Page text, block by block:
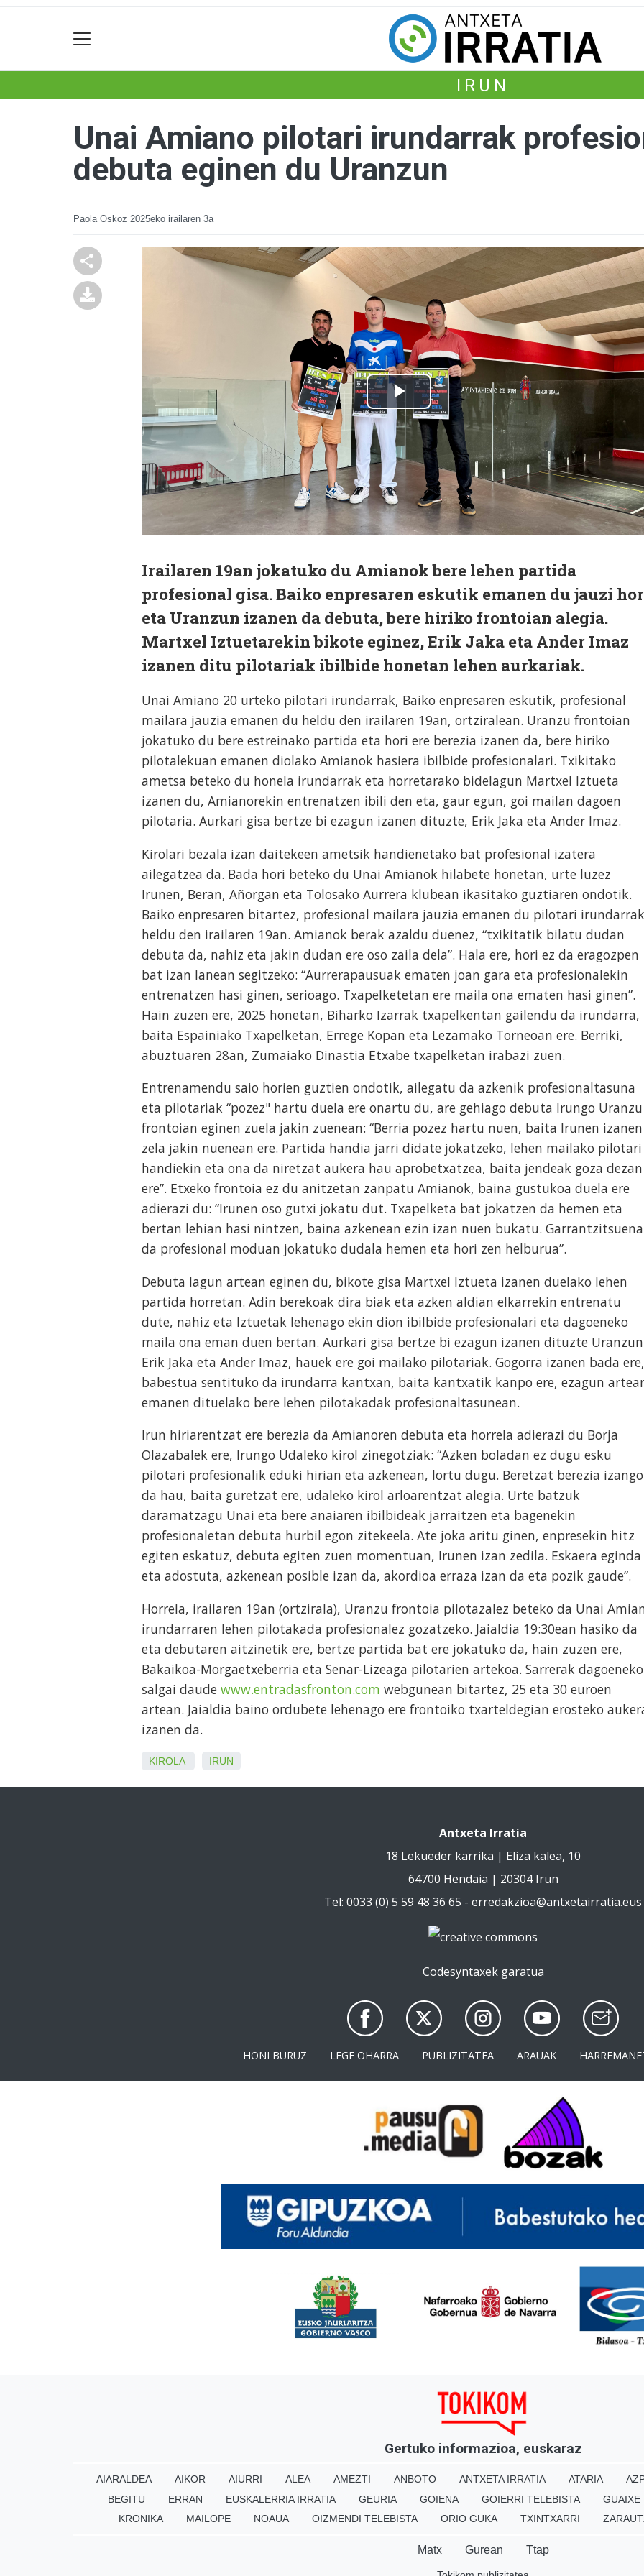
IRUN
Unai Amiano pilotari irundarrak
debuta eginen du Uranzun
Paola Oskoz 2025eko irailaren 3a
Irailaren 19an jokatuko du Amianok bere lehen partida
profesional gisa. Baiko enpresaren eskutik emanen du jauzi
eta Uranzun izanen da debuta, bere hiriko frontoian alegia.
Martxel Iztuetarekin bikote eginez, Erik Jaka eta Ander Imaz
izanen ditu pilotariak ibilbide honetan lehen aurkariak.
Unai Amiano 20 urteko pilotari irundarrak, Baiko enpresaren eskutik, profesional
mailara jauzia emanen du heldu den irailaren 19an, ortziralean. Uranzu frontoian
jokatuko du bere estreinako partida eta hori ere berezia izanen da, bere hiriko
pilotalekuan emanen diolako Amianok hasiera ibilbide profesionalari. Txikitako
ametsa beteko du honela irundarrak eta horretarako bidelagun Martxel Iztueta
izanen du, Amianorekin entrenatzen ibili den eta, gaur egun, goi mailan dagoen
pilotaria. Aurkari gisa bertze bi ezagun izanen dituzte, Erik Jaka eta Ander Imaz.
Kirolari bezala izan daitekeen ametsik handienetako bat profesional izatera
ailegatzea da. Bada hori beteko du Unai Amianok hilabete honetan, urte luzez
Irunen, Beran, Añorgan eta Tolosako Aurrera klubean ikasitako guztiaren ondotik.
Baiko enpresaren bitartez, profesional mailara jauzia emanen du pilotari irundarrak
heldu den irailaren 19an. Amianok berak azaldu duenez, “txikitatik bilatu dudan
debuta da, nahiz eta jakin dudan ere oso zaila dela”. Hala ere, hori ez da eragozpen
bat izan lanean segitzeko: “Aurrerapausuak ematen joan gara eta profesionalekin
entrenatzen hasi ginen, serioago. Txapelketetan ere maila ona ematen hasi ginen”.
Hain zuzen ere, 2025 honetan, Biharko Izarrak txapelkentan gailendu da irundarra,
baita Espainiako Txapelketan, Errege Kopan eta Lezamako Torneoan ere. Berriki,
abuztuaren 28an, Zumaiako Dinastia Etxabe txapelketan irabazi zuen.
Entrenamendu saio horien guztien ondotik, ailegatu da azkenik profesionaltasuna
eta pilotariak “pozez" hartu duela ere onartu du, are gehiago debuta Irungo Uranzu
frontoian eginen zuela jakin zuenean: “Berria pozez hartu nuen, baita Irunen izanen
zela jakin nuenean ere. Partida handia jarri didate jokatzeko, lehen mailako pilotari
handiekin eta ona da niretzat aukera hau aprobetxatzea, baita jendeak goza dezan
ere”. Etxeko frontoia ez du anitzetan zanpatu Amianok, baina gustukoa duela ere
adierazi du: “Irunen oso gutxi jokatu dut. Txapelketa bat jokatzen da hemen eta
bertan lehian hasi nintzen, baina azkenean ezin izan nuen bukatu. Garrantzitsuena
da profesional moduan jokatuko dudala hemen eta hori zen helburua”.
Debuta lagun artean eginen du, bikote gisa Martxel Iztueta izanen duelako lehen
partida horretan. Adin berekoak dira biak eta azken aldian elkarrekin entrenatu
dute, nahiz eta Iztuetak lehenago ekin dion ibilbide profesionalari eta dagoeneko
maila ona eman duen bertan. Aurkari gisa bertze bi ezagun izanen dituzte
Erik Jaka eta Ander Imaz, hauek ere goi mailako pilotariak. Gogorra izanen bada ere,
babestua sentituko da irundarra kantxan, baita kantxatik kanpo ere, ezagun
emanen dituelako bere lehen pilotakadak profesionaltasunean.
Irun hiriarentzat ere berezia da Amianoren debuta eta horrela adierazi du Borja
Olazabalek ere, Irungo Udaleko kirol zinegotziak: “Azken boladan ez dugu esku
pilotari profesionalik eduki hirian eta azkenean, lortu dugu. Beretzat berezia izango
da hau, baita guretzat ere, udaleko kirol arloarentzat alegia. Urte batzuk
daramatzagu Unai eta bere anaiaren ibilbideak jarraitzen eta bagenekin
profesionaletan debuta hurbil egon zitekeela. Ate joka aritu ginen, enpresekin hitz
egiten eskatuz, debuta egiten zuen momentuan, Irunen izan zedila. Eskaera eginda
eta adostuta, azkenean posible izan da, akordioa erraza izan da eta pozik gaude”.
Horrela, irailaren 19an (ortzirala), Uranzu frontoia pilotazalez beteko da Unai
irundarraren lehen pilotakada profesionalez gozatzeko. Jaialdia 19:30ean hasiko da
eta debutaren aitzinetik ere, bertze partida bat ere jokatuko da, hain zuzen ere,
Bakaikoa-Morgaetxeberria eta Senar-Lizeaga pilotarien artekoa. Sarrerak dagoeneko
salgai daude www.entradasfronton.com webgunean bitartez, 25 eta 30 euroen
artean. Jaialdia baino ordubete lehenago ere frontoiko txarteldegian erosteko
izanen da.
KIROLA IRUN
Antxeta Irratia
18 Lekueder karrika | Eliza kalea, 10
64700 Hendaia | 20304 Irun
Tel: 0033 (0) 5 59 48 36 65 - erredakzioa@antxetairratia.eus
Codesyntaxek garatua
HONI BURUZ LEGE OHARRA PUBLIZITATEA ARAUAK
Gertuko informazioa, euskaraz
AIARALDEA AIKOR AIURRI ALEA AMEZTI ANBOTO ANTXETA IRRATIA ATARIA
BEGITU
ERRAN EUSKALERRIA IRRATIA GEURIA GOIENA GOIERRI TELEBISTA
GUAIXE
KRONIKA
MAILOPE NOAUA OIZMENDI TELEBISTA ORIO GUKA TXINTXARRI
Matx Gurean Ttap